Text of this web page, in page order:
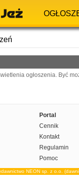
ogłoszenia. Być
Portal
Cennik
Kontakt
Regulamin
Pomoc
NEON sp. z o.o.